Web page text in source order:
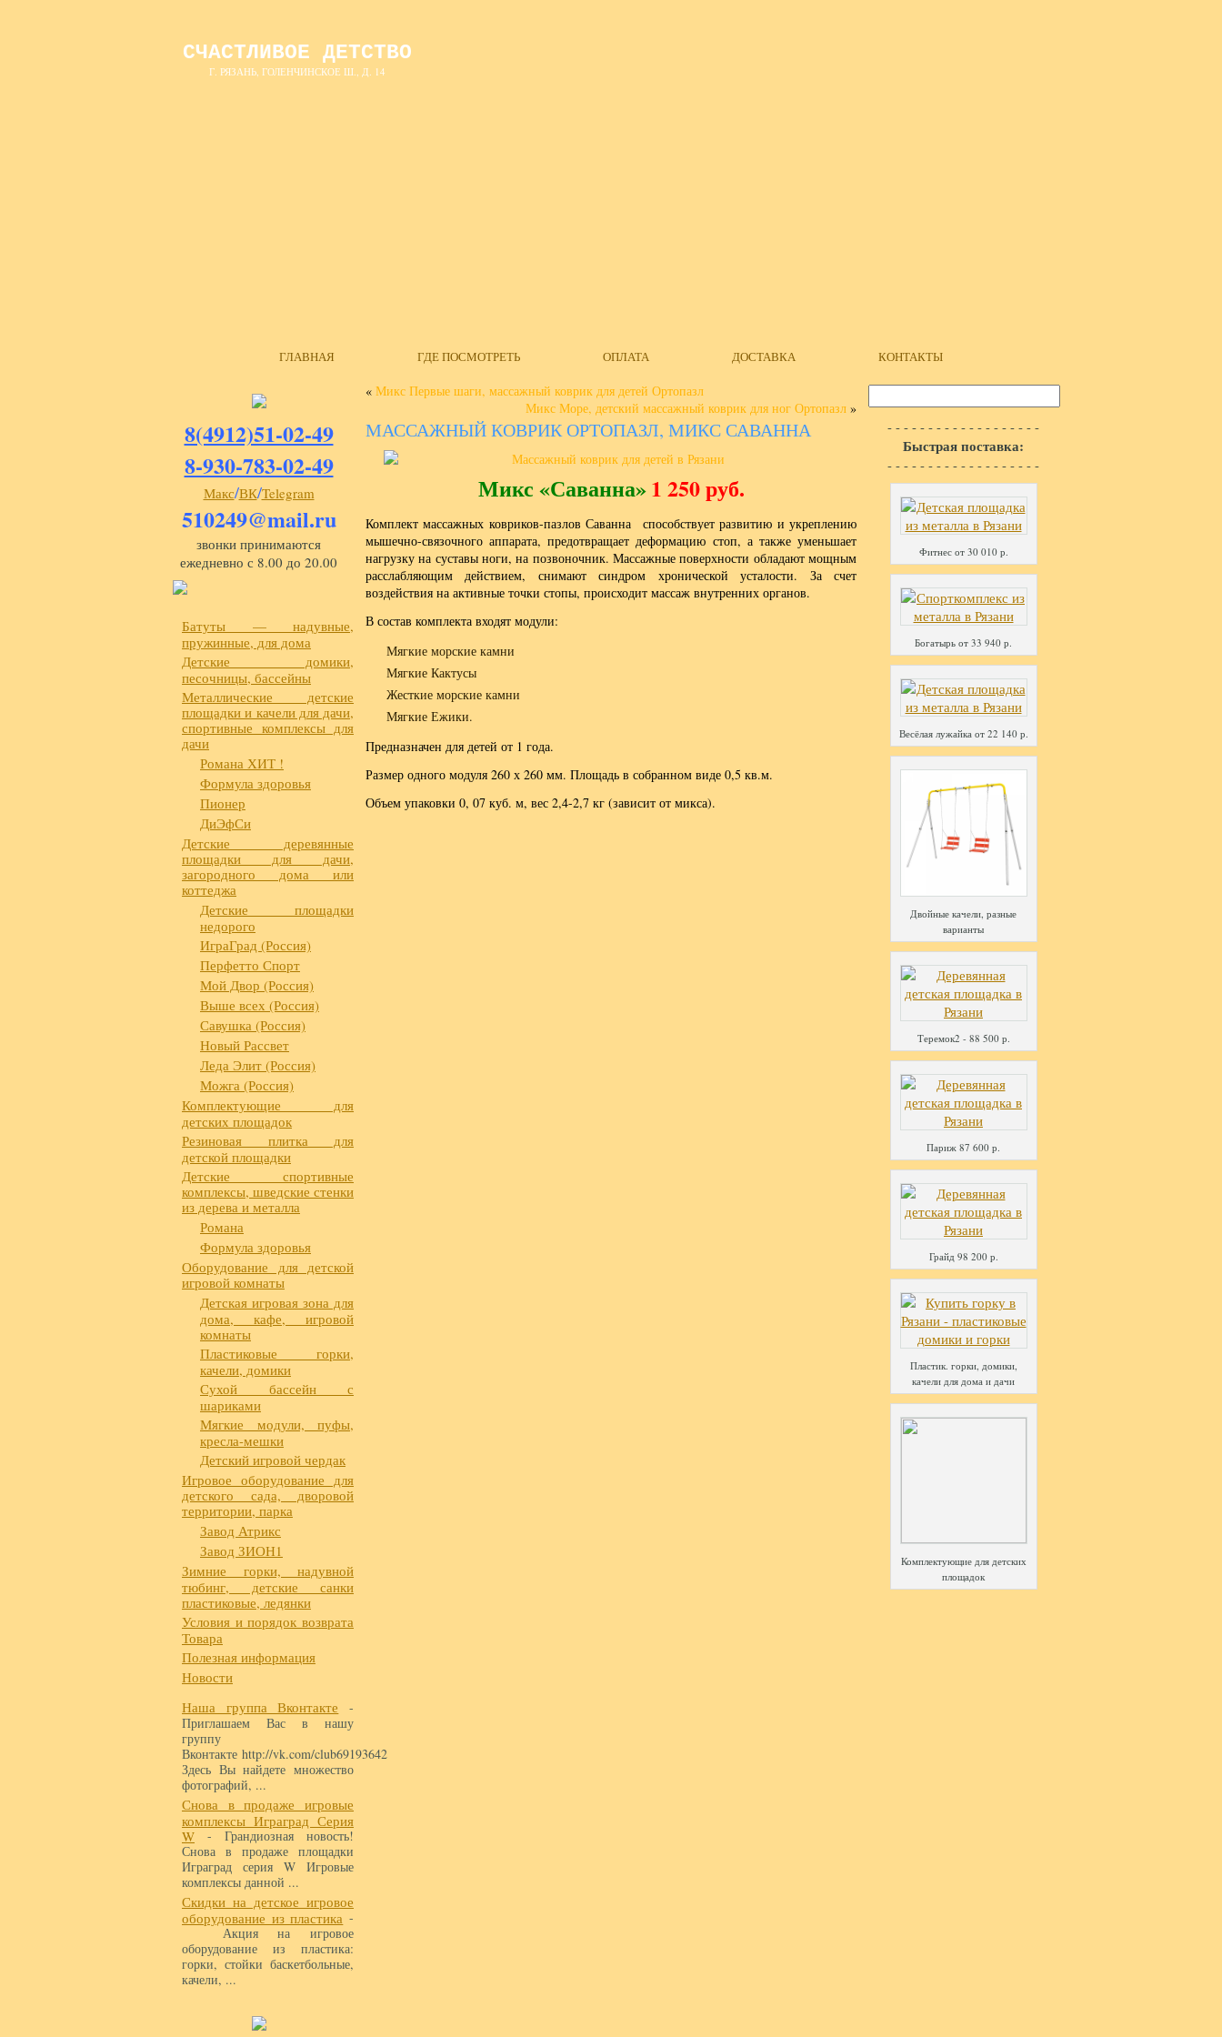
СЧАСТЛИВОЕ ДЕТСТВО
Г. РЯЗАНЬ, ГОЛЕНЧИНСКОЕ Ш., Д. 14
ГЛАВНАЯ ГДЕ ПОСМОТРЕТЬ ОПЛАТА ДОСТАВКА КОНТАКТЫ
8(4912)51-02-49
8-930-783-02-49
Макс/ВК/Telegram
510249@mail.ru
звонки принимаются
ежедневно с 8.00 до 20.00
Батуты — надувные,
пружинные, для дома
Детские домики,
песочницы, бассейны
Металлические детские
площадки и качели для дачи,
спортивные комплексы для
дачи
Романа ХИТ !
Формула здоровья
Пионер
ДиЭфСи
Детские деревянные
площадки для дачи,
загородного дома или
коттеджа
Детские площадки
недорого
ИграГрад (Россия)
Перфетто Спорт
Мой Двор (Россия)
Выше всех (Россия)
Савушка (Россия)
Новый Рассвет
Леда Элит (Россия)
Можга (Россия)
Комплектующие для
детских площадок
Резиновая плитка для
детской площадки
Детские спортивные
комплексы, шведские стенки
из дерева и металла
Романа
Формула здоровья
Оборудование для детской
игровой комнаты
Детская игровая зона для
дома, кафе, игровой
комнаты
Пластиковые горки,
качели, домики
Сухой бассейн с
шариками
Мягкие модули, пуфы,
кресла-мешки
Детский игровой чердак
Игровое оборудование для
детского сада, дворовой
территории, парка
Завод Атрикс
Завод ЗИОН1
Зимние горки, надувной
тюбинг, детские санки
пластиковые, ледянки
Условия и порядок возврата
Товара
Полезная информация
Новости
Наша группа Вконтакте -
Приглашаем Вас в нашу
группу
Вконтакте http://vk.com/club69193642
Здесь Вы найдете множество
фотографий, ...
Снова в продаже игровые
комплексы Играград Серия
W - Грандиозная новость!
Снова в продаже площадки
Играград серия W Игровые
комплексы данной ...
Скидки на детское игровое
оборудование из пластика -
Акция на игровое
оборудование из пластика:
горки, стойки баскетбольные,
качели, ...
« Микс Первые шаги, массажный коврик для детей Ортопазл
Микс Море, детский массажный коврик для ног Ортопазл »
МАССАЖНЫЙ КОВРИК ОРТОПАЗЛ, МИКС САВАННА
Микс «Саванна»1 250 руб.
Комплект массажных ковриков-пазлов Саванна способствует развитию и укреплению
мышечно-связочного аппарата, предотвращает деформацию стоп, а также уменьшает
нагрузку на суставы ноги, на позвоночник. Массажные поверхности обладают мощным
расслабляющим действием, снимают синдром хронической усталости. За счет
воздействия на активные точки стопы, происходит массаж внутренних органов.
В состав комплекта входят модули:
Мягкие морские камни
Мягкие Кактусы
Жесткие морские камни
Мягкие Ежики.
Предназначен для детей от 1 года.
Размер одного модуля 260 х 260 мм. Площадь в собранном виде 0,5 кв.м.
Объем упаковки 0, 07 куб. м, вес 2,4-2,7 кг (зависит от микса).
- - - - - - - - - - - - - - - - - - -
Быстрая поставка:
- - - - - - - - - - - - - - - - - - -
Фитнес от 30 010 р.
Богатырь от 33 940 р.
Весёлая лужайка от 22 140 р.
Двойные качели, разные
варианты
Теремок2 - 88 500 р.
Париж 87 600 р.
Грайд 98 200 р.
Пластик. горки, домики,
качели для дома и дачи
Комплектующие для детских
площадок